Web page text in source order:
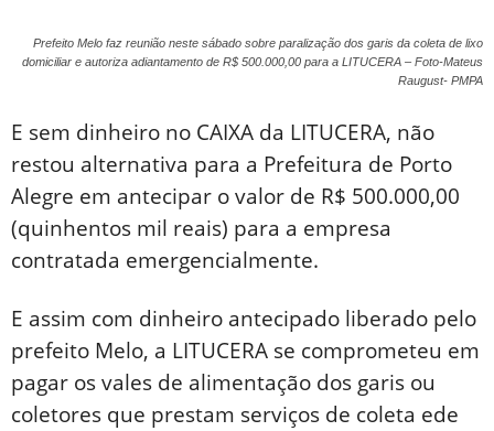
Prefeito Melo faz reunião neste sábado sobre paralização dos garis da coleta de lixo
domiciliar e autoriza adiantamento de R$ 500.000,00 para a LITUCERA – Foto-Mateus
Raugust- PMPA
E sem dinheiro no CAIXA da LITUCERA, não
restou alternativa para a Prefeitura de Porto
Alegre em antecipar o valor de R$ 500.000,00
(quinhentos mil reais) para a empresa
contratada emergencialmente.
E assim com dinheiro antecipado liberado pelo
prefeito Melo, a LITUCERA se comprometeu em
pagar os vales de alimentação dos garis ou
coletores que prestam serviços de coleta ede